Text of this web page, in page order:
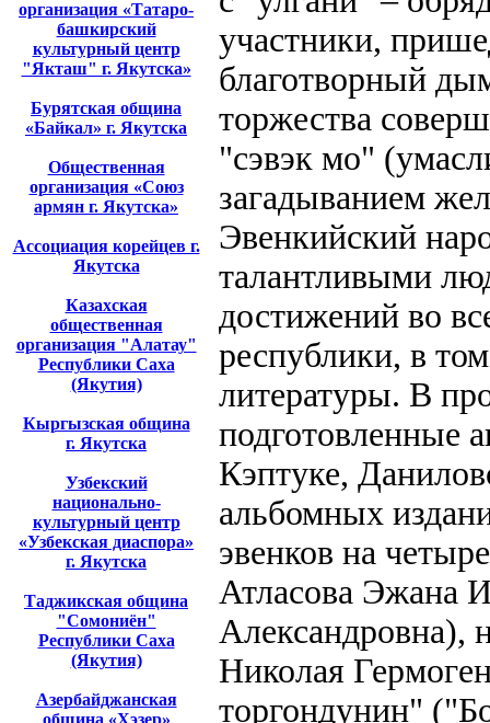
организация «Татаро-
башкирский
культурный центр
"Якташ" г. Якутска»
Бурятская община
«Байкал» г. Якутска
Общественная
организация «Союз
армян г. Якутска»
Ассоциация корейцев г.
Якутска
Казахская
общественная
организация "Алатау"
Республики Саха
(Якутия)
Кыргызская община
г. Якутска
Узбекский
национально-
культурный центр
«Узбекская диаспора»
г. Якутска
Таджикская община
"Сомониён"
Республики Саха
(Якутия)
Азербайджанская
община «Хэзер»
участники,
благотворный
торжества
"сэвэк мо"
загадыванием
Эвенкийский
талантливыми
достижений во
республики, в
литературы. В
подготовленные
Кэптуке,
альбомных
эвенков на
Атласова Эжана
Александровна),
Николая
торгондунин"